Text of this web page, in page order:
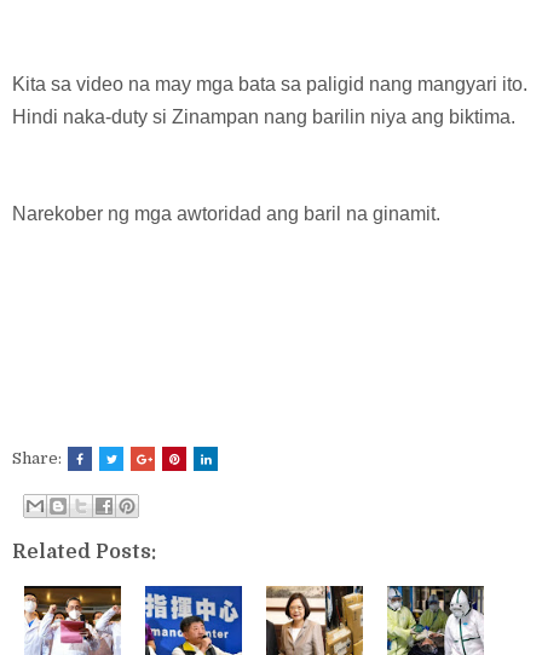
Kita sa video na may mga bata sa paligid nang mangyari ito.
Hindi naka-duty si Zinampan nang barilin niya ang biktima.
Narekober ng mga awtoridad ang baril na ginamit.
Share:
Related Posts: